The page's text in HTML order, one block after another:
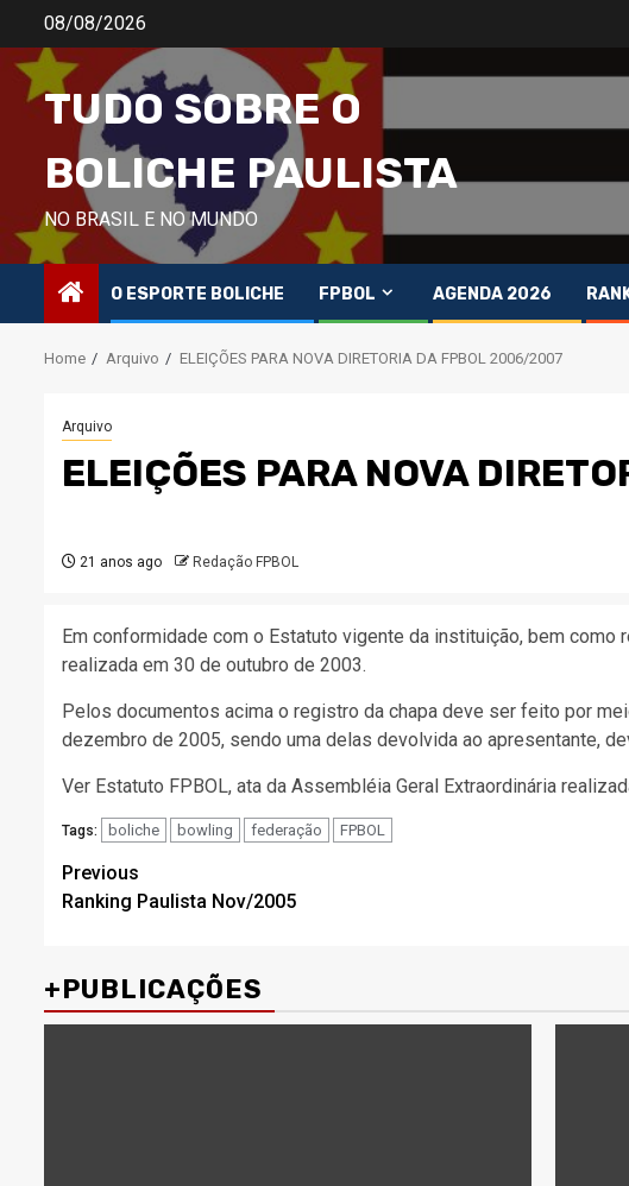
content
08/08/2026
TUDO SOBRE O
BOLICHE PAULISTA
NO BRASIL E NO MUNDO
O ESPORTE BOLICHE FPBOL AGENDA 2026
Home Arquivo ELEIÇÕES PARA NOVA DIRETORIA DA FPBOL 2006/2007
Arquivo
ELEIÇÕES PARA NOVA
21 anos ago Redação FPBOL
Em conformidade com o Estatuto vigente da instituição, bem
realizada em 30 de outubro de 2003.
Pelos documentos acima o registro da chapa deve ser feito por
dezembro de 2005, sendo uma delas devolvida ao apresentante,
Ver Estatuto FPBOL, ata da Assembléia Geral Extraordinária
Tags: boliche bowling federação FPBOL
Post
navigation
Previous
Ranking Paulista Nov/2005
+PUBLICAÇÕES